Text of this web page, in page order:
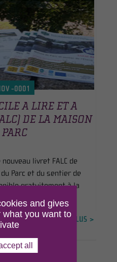
-0001
A LIRE ET A
DE LA MAISON
livret FALC de
Parc et du sentier de
gratuitement à la
de la propriété !
EN SAVOIR PLUS >
and gives
you want to
all